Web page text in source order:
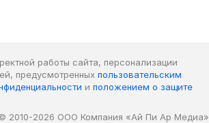
работы сайта, персонализации
предусмотренных пользовательским
и положением о защите
2010-2026 ООО Компания «Ай Пи Ар Медиа»